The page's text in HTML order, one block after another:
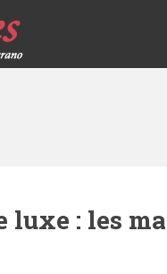
luxe : les